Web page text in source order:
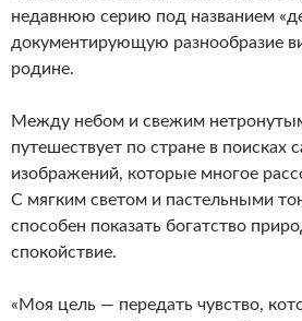
недавнюю серию под названием
документирующую разнообразие
родине.
Между небом и свежим
путешествует по стране в поисках
изображений, которые многое
С мягким светом и пастельными
способен показать богатство
спокойствие.
«Моя цель — передать чувство,